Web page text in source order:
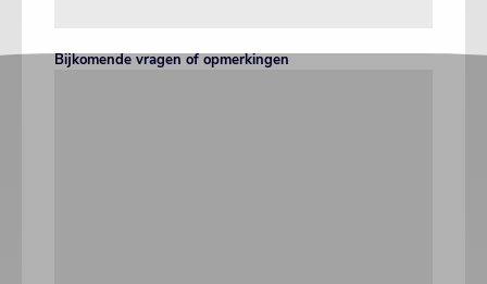
Bijkomende vragen of opmerkingen